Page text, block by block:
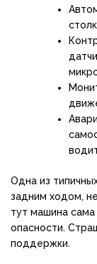
Одна из
задним ходом,
тут машина
опасности.
поддержки.